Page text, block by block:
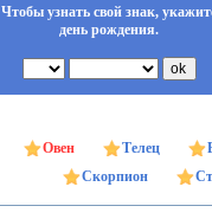
Чтобы узнать свой знак,
день рождения.
Овен Телец
Скорпион